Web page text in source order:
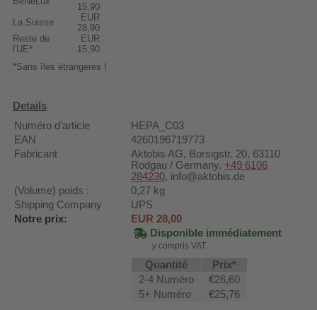
15,90
La Suisse
EUR
28,90
Reste de
l'UE*
EUR
15,90
*Sans îles étrangères !
Details
Numéro d'article
HEPA_C03
EAN
4260196719773
Fabricant
Aktobis AG, Borsigstr. 20, 63110
Rodgau / Germany, +49 6106
284230, info@aktobis.de
(Volume) poids :
0,27 kg
Shipping Company
UPS
Notre prix:
EUR 28,00
Disponible immédiatement
y compris VAT
Quantité
Prix*
2-4 Numéro
€26,60
5+ Numéro
€25,76